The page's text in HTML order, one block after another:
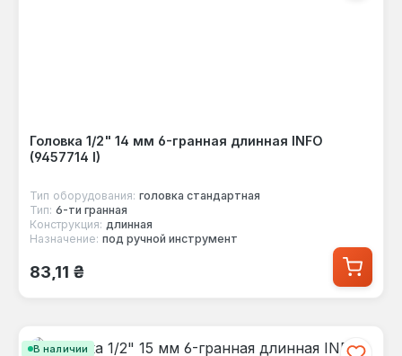
Головка 1/2" 14 мм 6-гранная длинная INFO
(9457714 I)
Тип оборудования: головка стандартная
Тип: 6-ти гранная
Конструкция: длинная
Назначение: под ручной инструмент
Обычная цена:
83,11 ₴
В наличии